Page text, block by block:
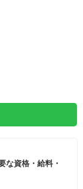
な資格・給料・